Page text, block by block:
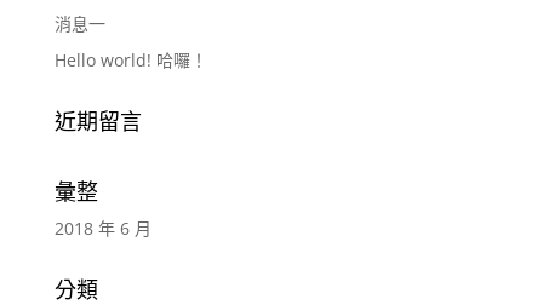
消息一
Hello world! 哈囉！
近期留言
彙整
2018 年 6 月
分類